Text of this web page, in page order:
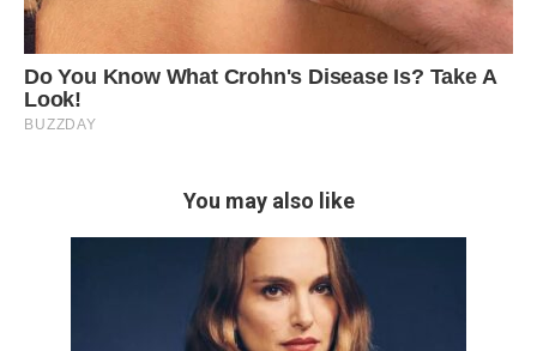
You may also like